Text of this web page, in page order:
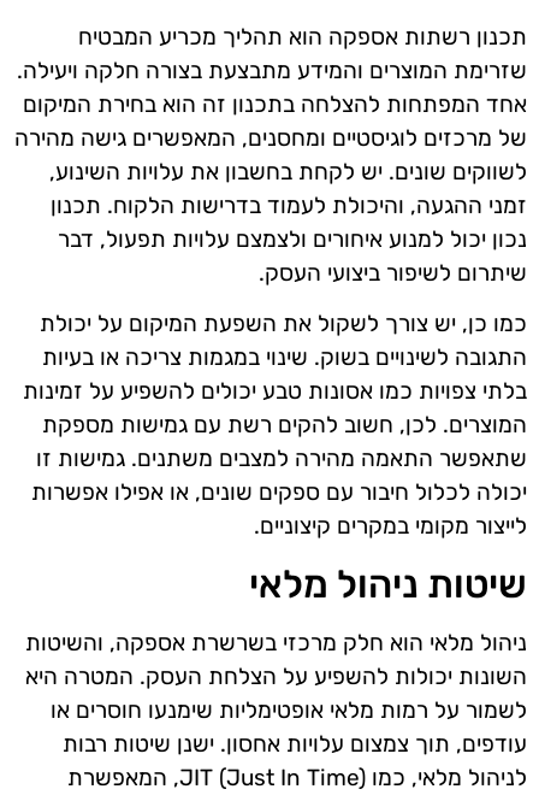
תכנון רשתות אספקה הוא תהליך מכריע המבטיח
שזרימת המוצרים והמידע מתבצעת בצורה חלקה ויעילה.
אחד המפתחות להצלחה בתכנון זה הוא בחירת המיקום
של מרכזים לוגיסטיים ומחסנים, המאפשרים גישה מהירה
לשווקים שונים. יש לקחת בחשבון את עלויות השינוע,
זמני ההגעה, והיכולת לעמוד בדרישות הלקוח. תכנון
נכון יכול למנוע איחורים ולצמצם עלויות תפעול, דבר
שיתרום לשיפור ביצועי העסק.
כמו כן, יש צורך לשקול את השפעת המיקום על יכולת
התגובה לשינויים בשוק. שינוי במגמות צריכה או בעיות
בלתי צפויות כמו אסונות טבע יכולים להשפיע על זמינות
המוצרים. לכן, חשוב להקים רשת עם גמישות מספקת
שתאפשר התאמה מהירה למצבים משתנים. גמישות זו
יכולה לכלול חיבור עם ספקים שונים, או אפילו אפשרות
לייצור מקומי במקרים קיצוניים.
שיטות ניהול מלאי
ניהול מלאי הוא חלק מרכזי בשרשרת אספקה, והשיטות
השונות יכולות להשפיע על הצלחת העסק. המטרה היא
לשמור על רמות מלאי אופטימליות שימנעו חוסרים או
עודפים, תוך צמצום עלויות אחסון. ישנן שיטות רבות
לניהול מלאי, כמו JIT (Just In Time), המאפשרת